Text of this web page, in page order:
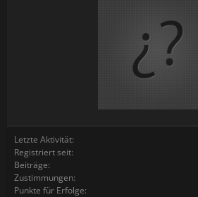
Letzte Aktivität:
Registriert seit:
Beiträge:
Zustimmungen:
Punkte für Erfolge: